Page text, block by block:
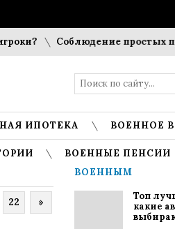
Соблюдение простых
ИПОТЕКА ВОЕННОЕ
ВОЕННЫЕ ПЕНСИИ
22 »
ВОЕННЫМ
Топ
какие